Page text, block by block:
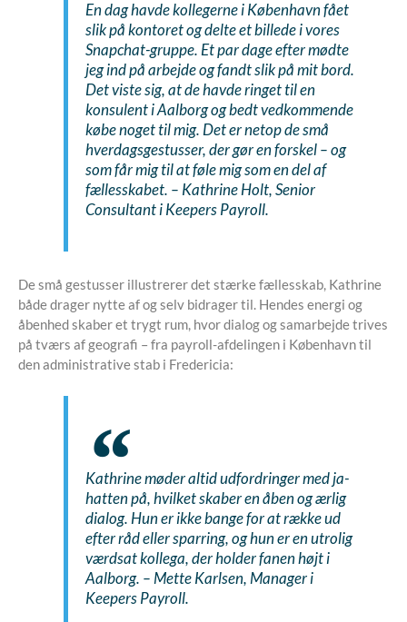
En dag havde kollegerne i København fået
slik på kontoret og delte et billede i vores
Snapchat-gruppe. Et par dage efter mødte
jeg ind på arbejde og fandt slik på mit bord.
Det viste sig, at de havde ringet til en
konsulent i Aalborg og bedt vedkommende
købe noget til mig. Det er netop de små
hverdagsgestusser, der gør en forskel – og
som får mig til at føle mig som en del af
fællesskabet. – Kathrine Holt, Senior
Consultant i Keepers Payroll.
De små gestusser illustrerer det stærke fællesskab, Kathrine
både drager nytte af og selv bidrager til. Hendes energi og
åbenhed skaber et trygt rum, hvor dialog og samarbejde trives
på tværs af geografi – fra payroll-afdelingen i København til
den administrative stab i Fredericia:
Kathrine møder altid udfordringer med ja-
hatten på, hvilket skaber en åben og ærlig
dialog. Hun er ikke bange for at række ud
efter råd eller sparring, og hun er en utrolig
værdsat kollega, der holder fanen højt i
Aalborg. – Mette Karlsen, Manager i
Keepers Payroll.